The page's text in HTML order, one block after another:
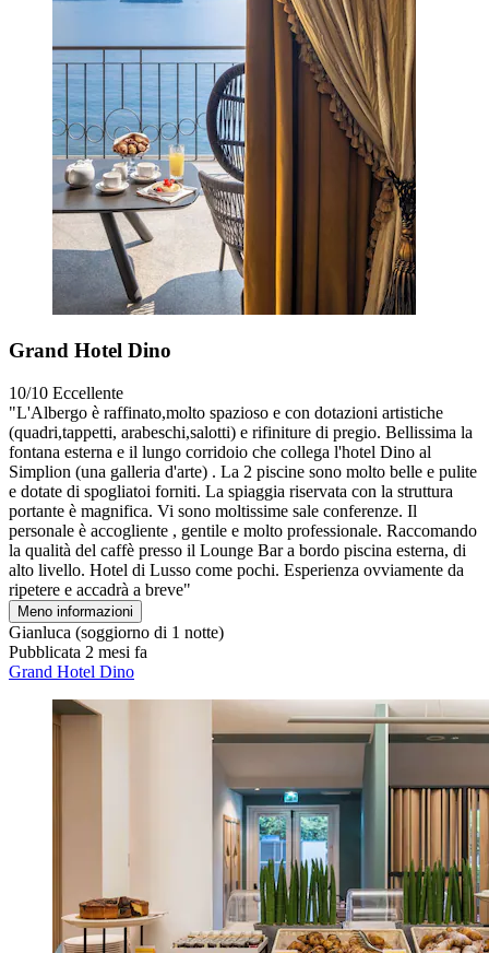
Grand Hotel Dino
10/10 Eccellente
"L'Albergo è raffinato,molto spazioso e con dotazioni artistiche
(quadri,tappetti, arabeschi,salotti) e rifiniture di pregio. Bellissima la
fontana esterna e il lungo corridoio che collega l'hotel Dino al
Simplion (una galleria d'arte) . La 2 piscine sono molto belle e pulite
e dotate di spogliatoi forniti. La spiaggia riservata con la struttura
portante è magnifica. Vi sono moltissime sale conferenze. Il
personale è accogliente , gentile e molto professionale. Raccomando
la qualità del caffè presso il Lounge Bar a bordo piscina esterna, di
alto livello. Hotel di Lusso come pochi. Esperienza ovviamente da
ripetere e accadrà a breve"
Meno informazioni
Gianluca (soggiorno di 1 notte)
Pubblicata 2 mesi fa
Grand Hotel Dino